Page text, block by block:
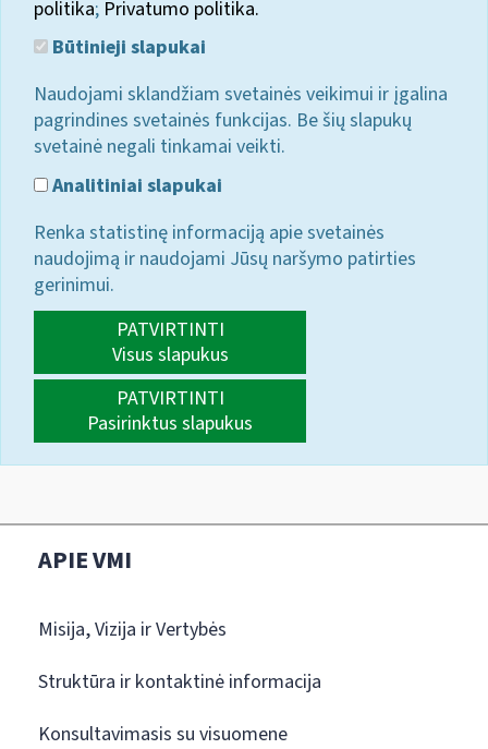
politika; Privatumo politika.
Būtinieji slapukai
Naudojami sklandžiam svetainės veikimui ir įgalina
pagrindines svetainės funkcijas. Be šių slapukų
svetainė negali tinkamai veikti.
Analitiniai slapukai
Renka statistinę informaciją apie svetainės
naudojimą ir naudojami Jūsų naršymo patirties
gerinimui.
PATVIRTINTI
Visus slapukus
PATVIRTINTI
Pasirinktus slapukus
APIE VMI
Misija, Vizija ir Vertybės
Struktūra ir kontaktinė informacija
Konsultavimasis su visuomene